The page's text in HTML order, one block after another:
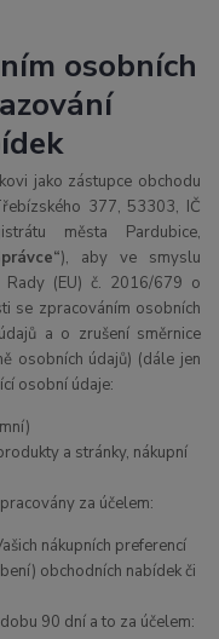
osobních
jako zástupce obchodu
377, 53303, IČ
města Pardubice,
), aby ve smyslu
Rady (EU) č. 2016/679 o
se zpracováním osobních
a o zrušení směrnice
osobních údajů) (dále jen
osobní údaje:
a stránky, nákupní
za účelem:
nákupních preferencí
obchodních nabídek či
90 dní a to za účelem: